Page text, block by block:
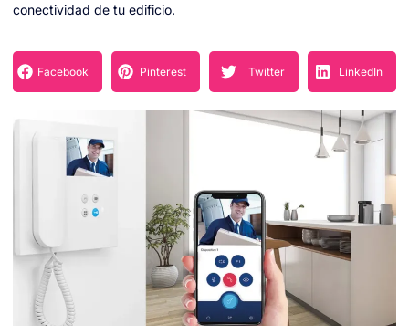
conectividad de tu edificio.
Facebook Pinterest Twitter LinkedIn